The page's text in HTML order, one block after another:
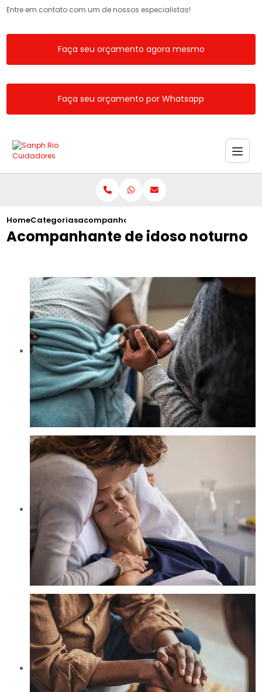
Entre em contato com um de nossos especialistas!
Faça seu orçamento agora mesmo
Faça seu orçamento por Whatsapp
HomeCategoriasacompanhante idoso noturno
Acompanhante de idoso noturno